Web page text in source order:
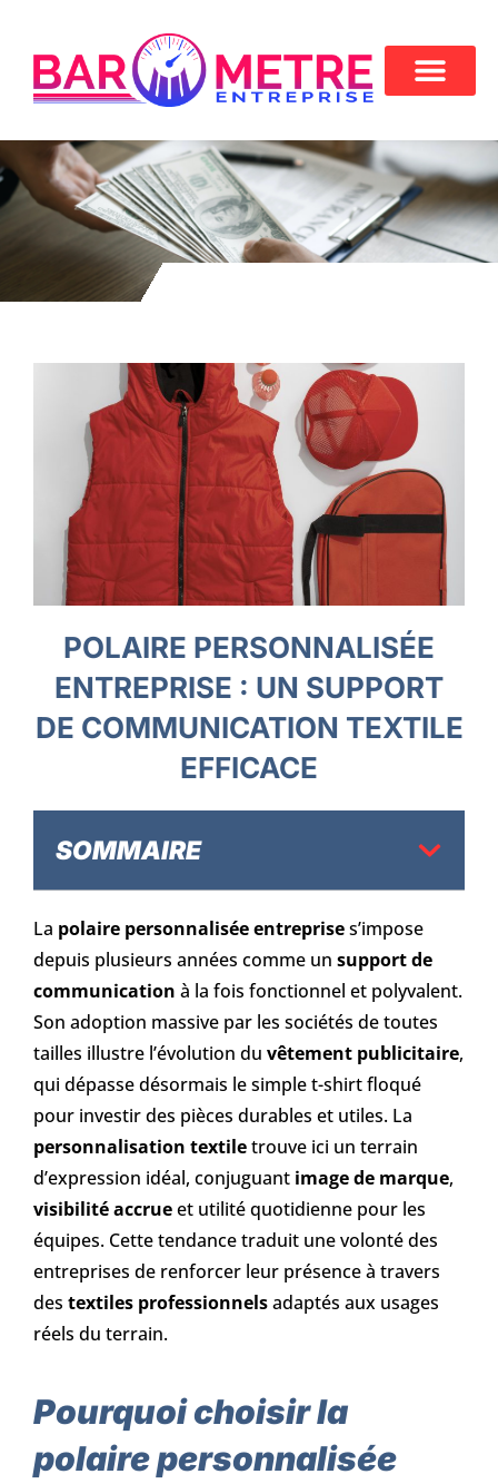
POLAIRE PERSONNALISÉE
ENTREPRISE : UN SUPPORT
DE COMMUNICATION TEXTILE
EFFICACE
SOMMAIRE
La polaire personnalisée entreprises’impose
depuis plusieurs années comme un support de
communication à la fois fonctionnel et polyvalent.
Son adoption massive par les sociétés de toutes
tailles illustre l’évolution du vêtement publicitaire,
qui dépasse désormais le simple t-shirt floqué
pour investir des pièces durables et utiles. La
personnalisation textiletrouve ici un terrain
d’expression idéal, conjuguant image de marque,
visibilité accrueet utilité quotidienne pour les
équipes. Cette tendance traduit une volonté des
entreprises de renforcer leur présence à travers
des textiles professionnelsadaptés aux usages
réels du terrain.
Pourquoi choisir la
polaire personnalisée